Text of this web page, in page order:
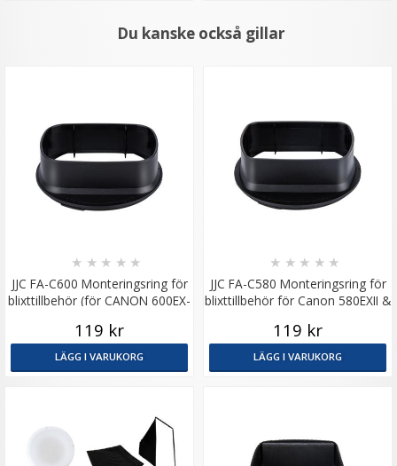
Du kanske också gillar
JJC FA-C600 Monteringsring för
blixttillbehör (för CANON 600EX-
★ ★ ★ ★ ★
119 kr
LÄGG I VARUKORG
JJC FA-C580 Monteringsring för
blixttillbehör för Canon 580EXII &
★ ★ ★ ★ ★
119 kr
LÄGG I VARUKORG